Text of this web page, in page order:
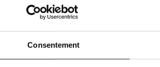
Consentement
abdominale,